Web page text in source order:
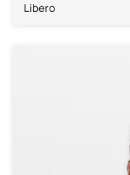
Libero